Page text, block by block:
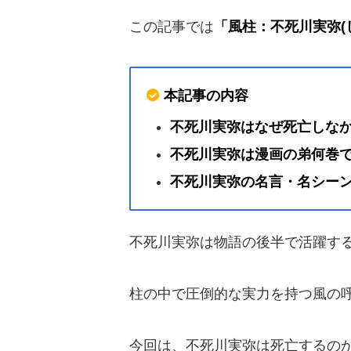
この記事では 「風柱：不死川実弥
本記事の内容
不死川実弥はなぜ死亡しな
不死川実弥は漫画の弟何巻
不死川実弥の名言・名シー
不死川実弥は物語の後半で活躍す
柱の中で圧倒的な実力を持つ風の
今回は、不死川実弥は死亡するの